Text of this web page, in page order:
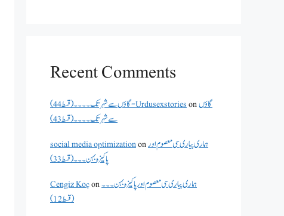
Recent Comments
گاؤں سے شہر تک۔۔۔۔(قسط 44) - Urdusexstoriesonگاؤں
سے شہر تک۔۔۔۔(قسط 43)
social media optimizationonہماری پیاری سی معصوم اور
پاکیزہ بہن۔۔۔(قسط33)
Cengiz Koçonہماری پیاری سی معصوم اور پاکیزہ بہن۔۔۔
(قسط12)